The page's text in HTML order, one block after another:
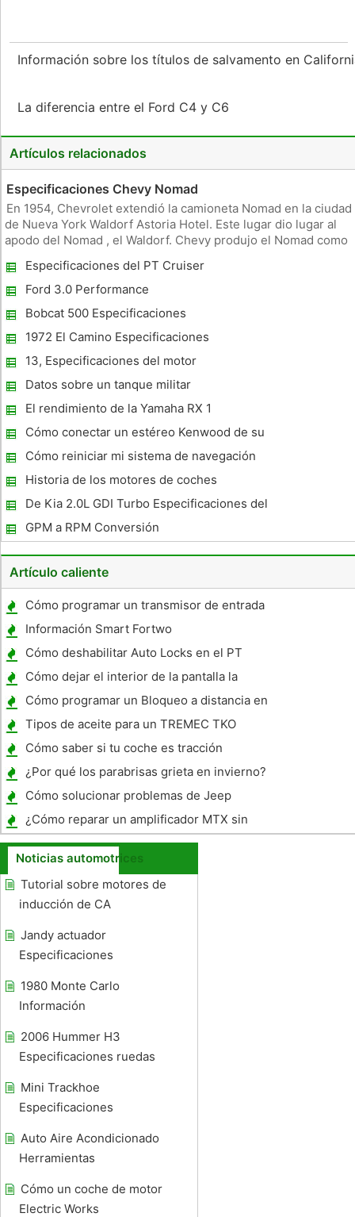
Información sobre los títulos de salvamento en
La diferencia entre el Ford C4 y C6
Artículos relacionados
Especificaciones Chevy Nomad
En 1954, Chevrolet extendió la camioneta Nomad en la ciudad
de Nueva York Waldorf Astoria Hotel. Este lugar dio lugar al
apodo del Nomad , el Waldorf. Chevy produjo el Nomad como
en una camioneta de cuatro puertas en la serie de modelos
de B
Especificaciones del PT Cruiser
Ford 3.0 Performance
Bobcat 500 Especificaciones
1972 El Camino Especificaciones
13, Especificaciones del motor
Datos sobre un tanque militar
El rendimiento de la Yamaha RX 1
Cómo conectar un estéreo Kenwood de su
coche
Cómo reiniciar mi sistema de navegación
Lenmark Lexus
Historia de los motores de coches
De Kia 2.0L GDI Turbo Especificaciones del
motor
GPM a RPM Conversión
Artículo caliente
Cómo programar un transmisor de entrada
remota sin llave
Información Smart Fortwo
Cómo deshabilitar Auto Locks en el PT
Cruiser
Cómo dejar el interior de la pantalla la
ventana de coche de congelación
Cómo programar un Bloqueo a distancia en
un Mazda Protege 1999
Tipos de aceite para un TREMEC TKO
Cómo saber si tu coche es tracción
delantera o tracción trasera
¿Por qué los parabrisas grieta en invierno?
Cómo solucionar problemas de Jeep
Wrangler Altavoces vehículos Jeep
Wrangler
¿Cómo reparar un amplificador MTX sin
energía
Noticias automotrices
Tutorial sobre motores de
inducción de CA
Jandy actuador
Especificaciones
1980 Monte Carlo
Información
2006 Hummer H3
Especificaciones ruedas
Mini Trackhoe
Especificaciones
Auto Aire Acondicionado
Herramientas
Cómo un coche de motor
Electric Works